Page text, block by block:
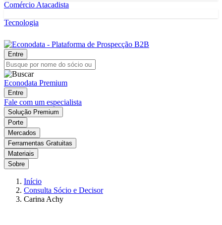
Comércio Atacadista
Tecnologia
Entre
Econodata Premium
Entre
Fale com um especialista
Solução Premium
Porte
Mercados
Ferramentas Gratuitas
Materiais
Sobre
Início
Consulta Sócio e Decisor
Carina Achy